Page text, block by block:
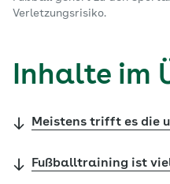
Verletzungsrisiko.
Inhalte im
Meistens trifft es die
Fußballtraining ist